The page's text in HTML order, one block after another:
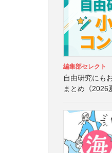
編集部セレクト
自由研究にも
まとめ《2026